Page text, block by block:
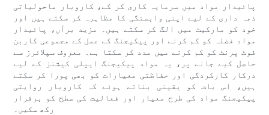
پائیدار مواد میں سرمایہ کاری کر کے، کاروبار ماحولیاتی
ذمہ داری کے لیے اپنی وابستگی کا مظاہرہ کر سکتے ہیں اور
خود کو مارکیٹ میں الگ کر سکتے ہیں۔ مزید برآں، پائیدار
مواد فضلہ کو کم کرنے اور پیکیجنگ کے عمل کے مجموعی کاربن
فوٹ پرنٹ کو کم کرنے میں مدد کر سکتا ہے۔ معروف سپلائرز سے
حاصل کیے جانے پر، یہ مواد پیکیجنگ ایپلی کیشنز کے لیے
درکار کارکردگی اور حفاظتی معیارات کو بھی پورا کر سکتے
ہیں، اس بات کو یقینی بناتے ہوئے کہ کاروبار روایتی
پیکیجنگ مواد کی طرح معیار اور فعالیت کی سطح کو برقرار
رکھ سکیں۔